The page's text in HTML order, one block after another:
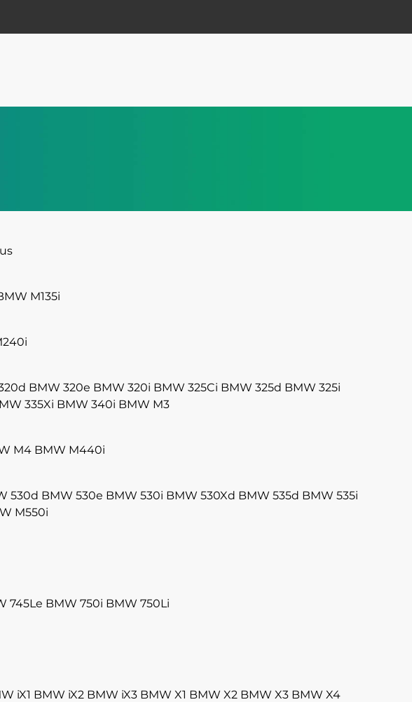
M135i
BMW 320e BMW 320i BMW 325Ci BMW 325d BMW 325i
335Xi BMW 340i BMW M3
M4 BMW M440i
530d BMW 530e BMW 530i BMW 530Xd BMW 535d BMW 535i
M550i
745Le BMW 750i BMW 750Li
iX1 BMW iX2 BMW iX3 BMW X1 BMW X2 BMW X3 BMW X4